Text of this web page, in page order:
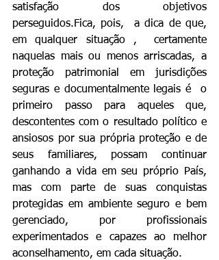
satisfação dos objetivos
perseguidos.Fica, pois,  a dica de que,
em qualquer situação ,  certamente
naquelas mais ou menos arriscadas, a
proteção patrimonial em jurisdições
seguras e documentalmente legais é  o
primeiro passo para aqueles que,
descontentes com o resultado político e
ansiosos por sua própria proteção e de
seus familiares, possam continuar
ganhando a vida em seu próprio País,
mas com parte de suas conquistas
protegidas em ambiente seguro e bem
gerenciado, por profissionais
experimentados e capazes ao melhor
aconselhamento, em cada situação.